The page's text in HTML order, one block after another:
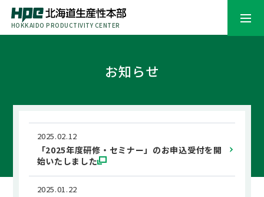
HOKKAIDO PRODUCTIVITY CENTER
お知らせ
2025.02.12
「2025年度研修・セミナー」のお申込受付を開
始いたしました
2025.01.22